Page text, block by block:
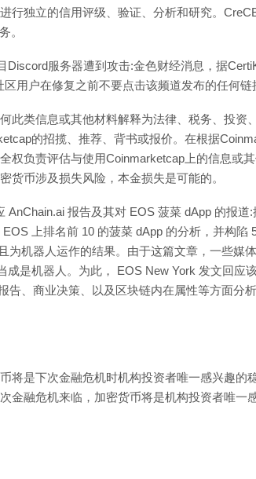
行独立的信用评级、验证、分析和研究。
。
Discord服务器遭到攻击:金色财经消息，据
用户在修复之前不要点击该频道发布的任何链
此类信息或其他材料解释为法律、税务、投资
的招揽、推荐、背书或报价。在根据
权负责评估与使用Coinmarketcap上的信息或
货币涉及损失风险，本金损失是可能的。
AnChain.ai 报告及其对 EOS 菠菜 dApp 的报道
上排名前 10 的菠菜 dApp 的分析，并构陷
为机器人运作的结果。由于这篇文章，一些媒
成是机器人。为此， EOS New York 发文回应
告、商业决策、以及区块链内在属性等方面分
将是下次金融危机时机构投资者唯一感兴趣的
金融危机来临，加密货币将是机构投资者唯一